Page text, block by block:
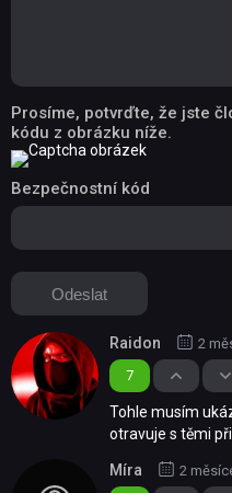
Prosíme, potvrďte, že jste
kódu z obrázku níže.
Bezpečnostní kód
7
Raidon 2
Tohle musím
otravuje s těmi
Míra 2